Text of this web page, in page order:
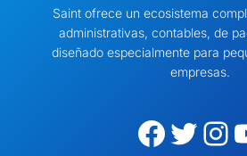
Saint ofrece un ecosistema
administrativas, contables, de
diseñado especialmente para
empresas.
Facebook Twitter Instagram YouTube